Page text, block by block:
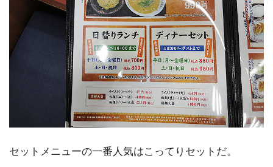
セットメニューの一番人気はこってりセットだ。